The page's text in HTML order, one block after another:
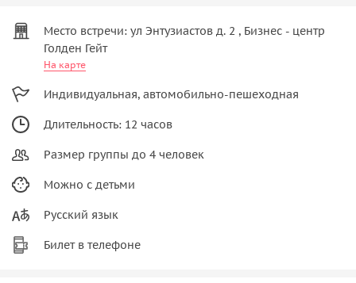
Место встречи: ул Энтузиастов д. 2 , Бизнес - центр
Голден Гейт
На карте
Индивидуальная, автомобильно-пешеходная
Длительность: 12 часов
Размер группы до 4 человек
Можно с детьми
Русский язык
Билет в телефоне